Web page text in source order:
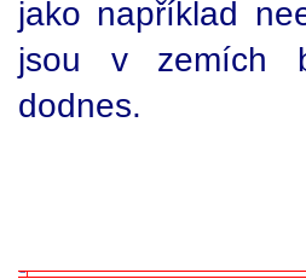
jako například
jsou v zemích
dodnes.